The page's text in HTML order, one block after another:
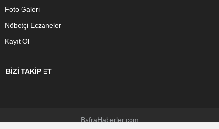
Foto Galeri
Nöbetçi Eczaneler
Kayıt Ol
BİZİ TAKİP ET
BafraHaberler.com